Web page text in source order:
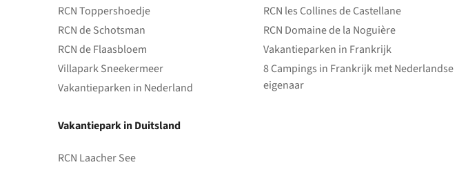
RCN Toppershoedje
RCN de Schotsman
RCN de Flaasbloem
Villapark Sneekermeer
Vakantieparken in Nederland
Vakantiepark in Duitsland
RCN Laacher See
RCN les Collines de Castellane
RCN Domaine de la Noguière
Vakantieparken in Frankrijk
8 Campings in Frankrijk met Nederlandse
eigenaar